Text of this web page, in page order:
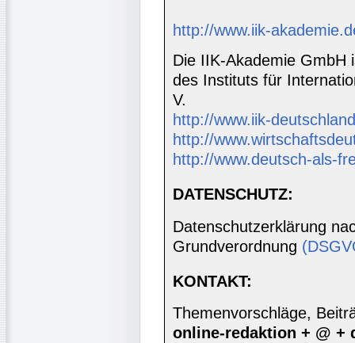
http://www.iik-
Die IIK-Akademie GmbH
des Instituts für
V.
http://www.iik-
http://
http://www.deutsch-als-
DATENSCHUTZ:
Datenschutzerklärung
Grundverordnung
KONTAKT:
Themenvorschläge,
online-redaktion + @ +